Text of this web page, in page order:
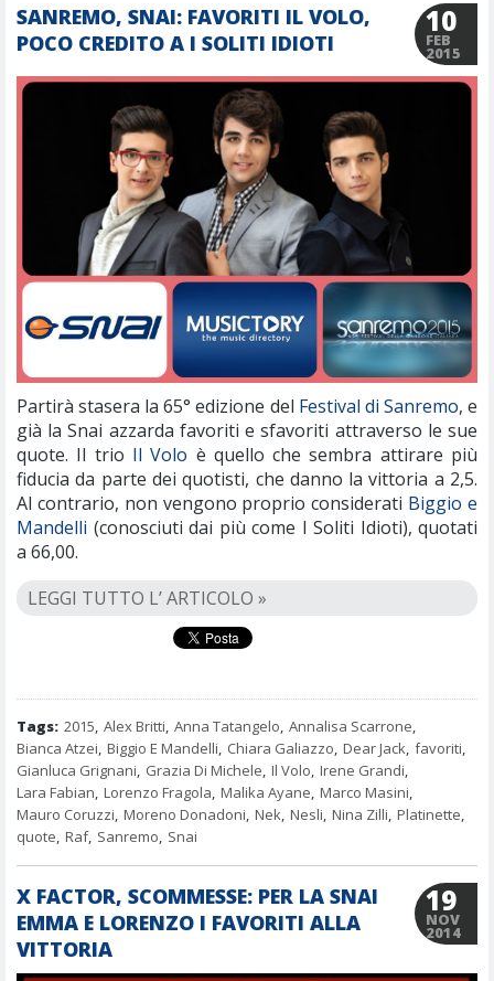
SANREMO, SNAI: FAVORITI IL VOLO,
POCO CREDITO A I SOLITI IDIOTI
10
FEB
2015
Partirà stasera la 65° edizione del Festival di Sanremo, e
già la Snai azzarda favoriti e sfavoriti attraverso le sue
quote. Il trio Il Volo è quello che sembra attirare più
fiducia da parte dei quotisti, che danno la vittoria a 2,5.
Al contrario, non vengono proprio considerati Biggio e
Mandelli (conosciuti dai più come I Soliti Idioti), quotati
a 66,00.
LEGGI TUTTO L’ ARTICOLO »
Tags: 2015, Alex Britti, Anna Tatangelo, Annalisa Scarrone,
Bianca Atzei, Biggio E Mandelli, Chiara Galiazzo, Dear Jack, favoriti,
Gianluca Grignani, Grazia Di Michele, Il Volo, Irene Grandi,
Lara Fabian, Lorenzo Fragola, Malika Ayane, Marco Masini,
Mauro Coruzzi, Moreno Donadoni, Nek, Nesli, Nina Zilli, Platinette,
quote, Raf, Sanremo, Snai
X FACTOR, SCOMMESSE: PER LA SNAI
EMMA E LORENZO I FAVORITI ALLA
VITTORIA
19
NOV
2014